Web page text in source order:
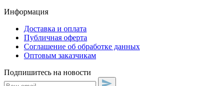
Информация
Доставка и оплата
Публичная оферта
Соглашение об обработке данных
Оптовым заказчикам
Подпишитесь на новости